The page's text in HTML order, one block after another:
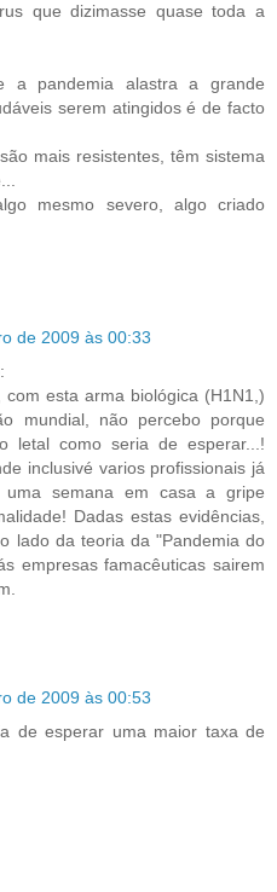
que dizimasse quase toda a
a pandemia alastra a grande
serem atingidos é de facto
mais resistentes, têm sistema
mesmo severo, algo criado
de 2009 às 00:33
esta arma biológica (H1N1,)
mundial, não percebo porque
letal como seria de esperar...!
inclusivé varios profissionais já
uma semana em casa a gripe
Dadas estas evidências,
lado da teoria da "Pandemia do
empresas famacêuticas sairem
de 2009 às 00:53
de esperar uma maior taxa de